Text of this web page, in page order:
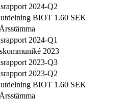
2024-Q2
BIOT 1.60 SEK
Årsstämma
2024-Q1
2023
2023-Q3
2023-Q2
BIOT 1.60 SEK
Årsstämma